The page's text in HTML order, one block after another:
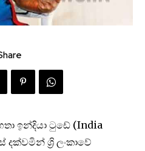
ඉන්දියා ටු‌ඩේ (India
ශ්‍රි ලංකාවේ